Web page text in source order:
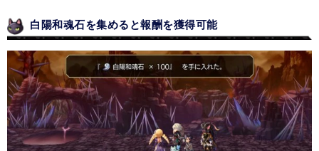
白陽和魂石を集めると報酬を獲得可能